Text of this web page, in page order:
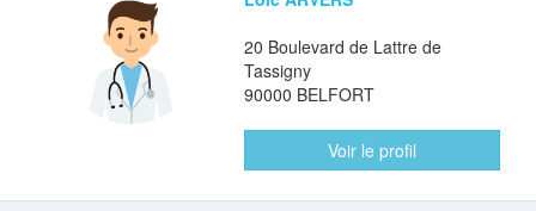
20 Boulevard de Lattre de
Tassigny
90000 BELFORT
Voir le profil